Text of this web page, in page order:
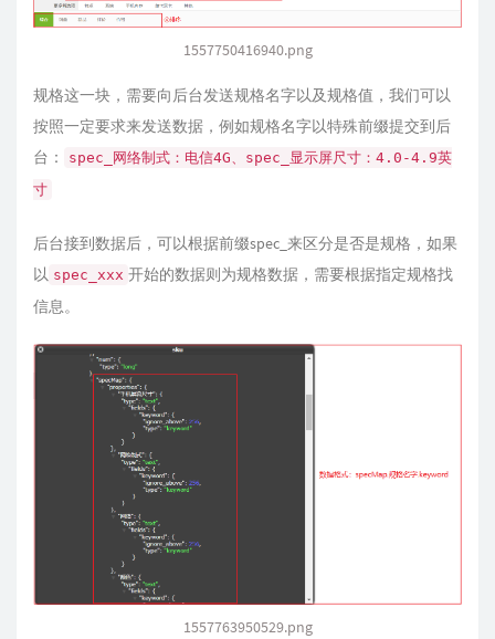
1557750416940.png
规格这一块，需要向后台发送规格名字以及规格值，我们可以
按照一定要求来发送数据，例如规格名字以特殊前缀提交到后
台：
spec_网络制式：电信4G、spec_显示屏尺寸：4.0-4.9英
寸
后台接到数据后，可以根据前缀spec_来区分是否是规格，如果
以 spec_xxx 开始的数据则为规格数据，需要根据指定规格找
信息。
1557763950529.png